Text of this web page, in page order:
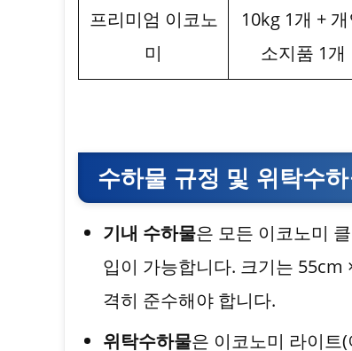
프리미엄 이코노
미
10kg 1개 + 개
소지품 1개
수하물 규정 및 위탁수
기내 수하물은 모든 이코노미
입이 가능합니다. 크기는
격히 준수해야 합니다.
위탁수하물은 이코노미 라이트